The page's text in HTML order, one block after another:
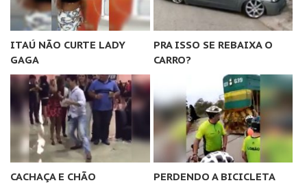
ITAÚ NÃO CURTE LADY
GAGA
PRA ISSO SE REBAIXA O
CARRO?
CACHAÇA E CHÃO
PERDENDO A BICICLETA